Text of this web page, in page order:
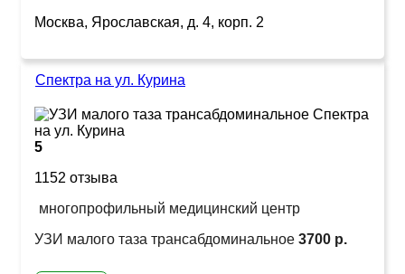
Москва, Ярославская, д. 4, корп. 2
Спектра на ул. Курина
5
1152 отзыва
многопрофильный медицинский центр
УЗИ малого таза трансабдоминальное 3700 р.